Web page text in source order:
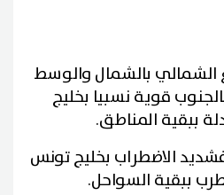
الشمالي بالشمال والوسط
قوية نسبيا بخليج
ببقية المناطق.
الاضطراب بخليج تونس
ببقية السواحل.